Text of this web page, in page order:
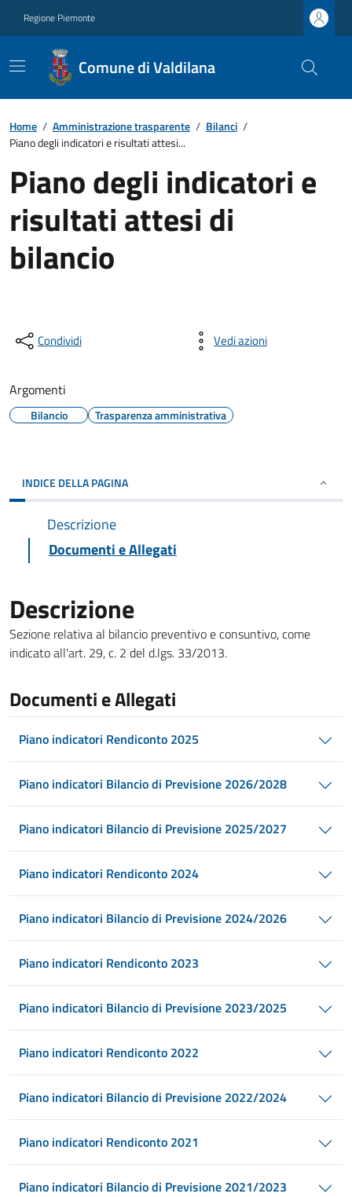
Regione Piemonte
Comune di Valdilana
Home / Amministrazione trasparente / Bilanci /
Piano degli indicatori e risultati attesi...
Piano degli indicatori e
risultati attesi di
bilancio
Condividi Vedi azioni
Argomenti
Bilancio Trasparenza amministrativa
INDICE DELLA PAGINA
Descrizione
Documenti e Allegati
Descrizione
Sezione relativa al bilancio preventivo e consuntivo, come
indicato all'art. 29, c. 2 del d.lgs. 33/2013.
Documenti e Allegati
Piano indicatori Rendiconto 2025
Piano indicatori Bilancio di Previsione 2026/2028
Piano indicatori Bilancio di Previsione 2025/2027
Piano indicatori Rendiconto 2024
Piano indicatori Bilancio di Previsione 2024/2026
Piano indicatori Rendiconto 2023
Piano indicatori Bilancio di Previsione 2023/2025
Piano indicatori Rendiconto 2022
Piano indicatori Bilancio di Previsione 2022/2024
Piano indicatori Rendiconto 2021
Piano indicatori Bilancio di Previsione 2021/2023